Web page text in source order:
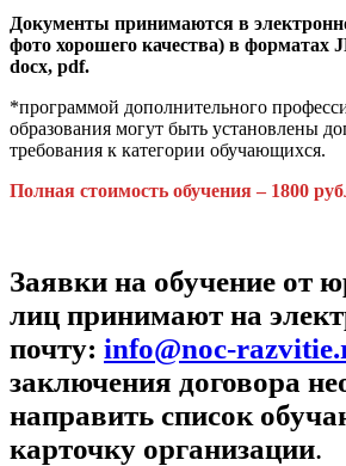
Документы принимаются в
фото хорошего качества) в форматах
docx, pdf.
*программой дополнительного
образования могут быть установлены
требования к категории обучающихся.
Полная стоимость обучения – 1800
Заявки на обучение от
лиц принимают на
почту: info@noc-
заключения договора
направить список
карточку организации.